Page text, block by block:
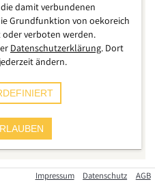
Impressum Datenschutz AGB
damit verbundenen
Grundfunktion von oekoreich
verboten werden.
Datenschutzerklärung. Dort
ändern.